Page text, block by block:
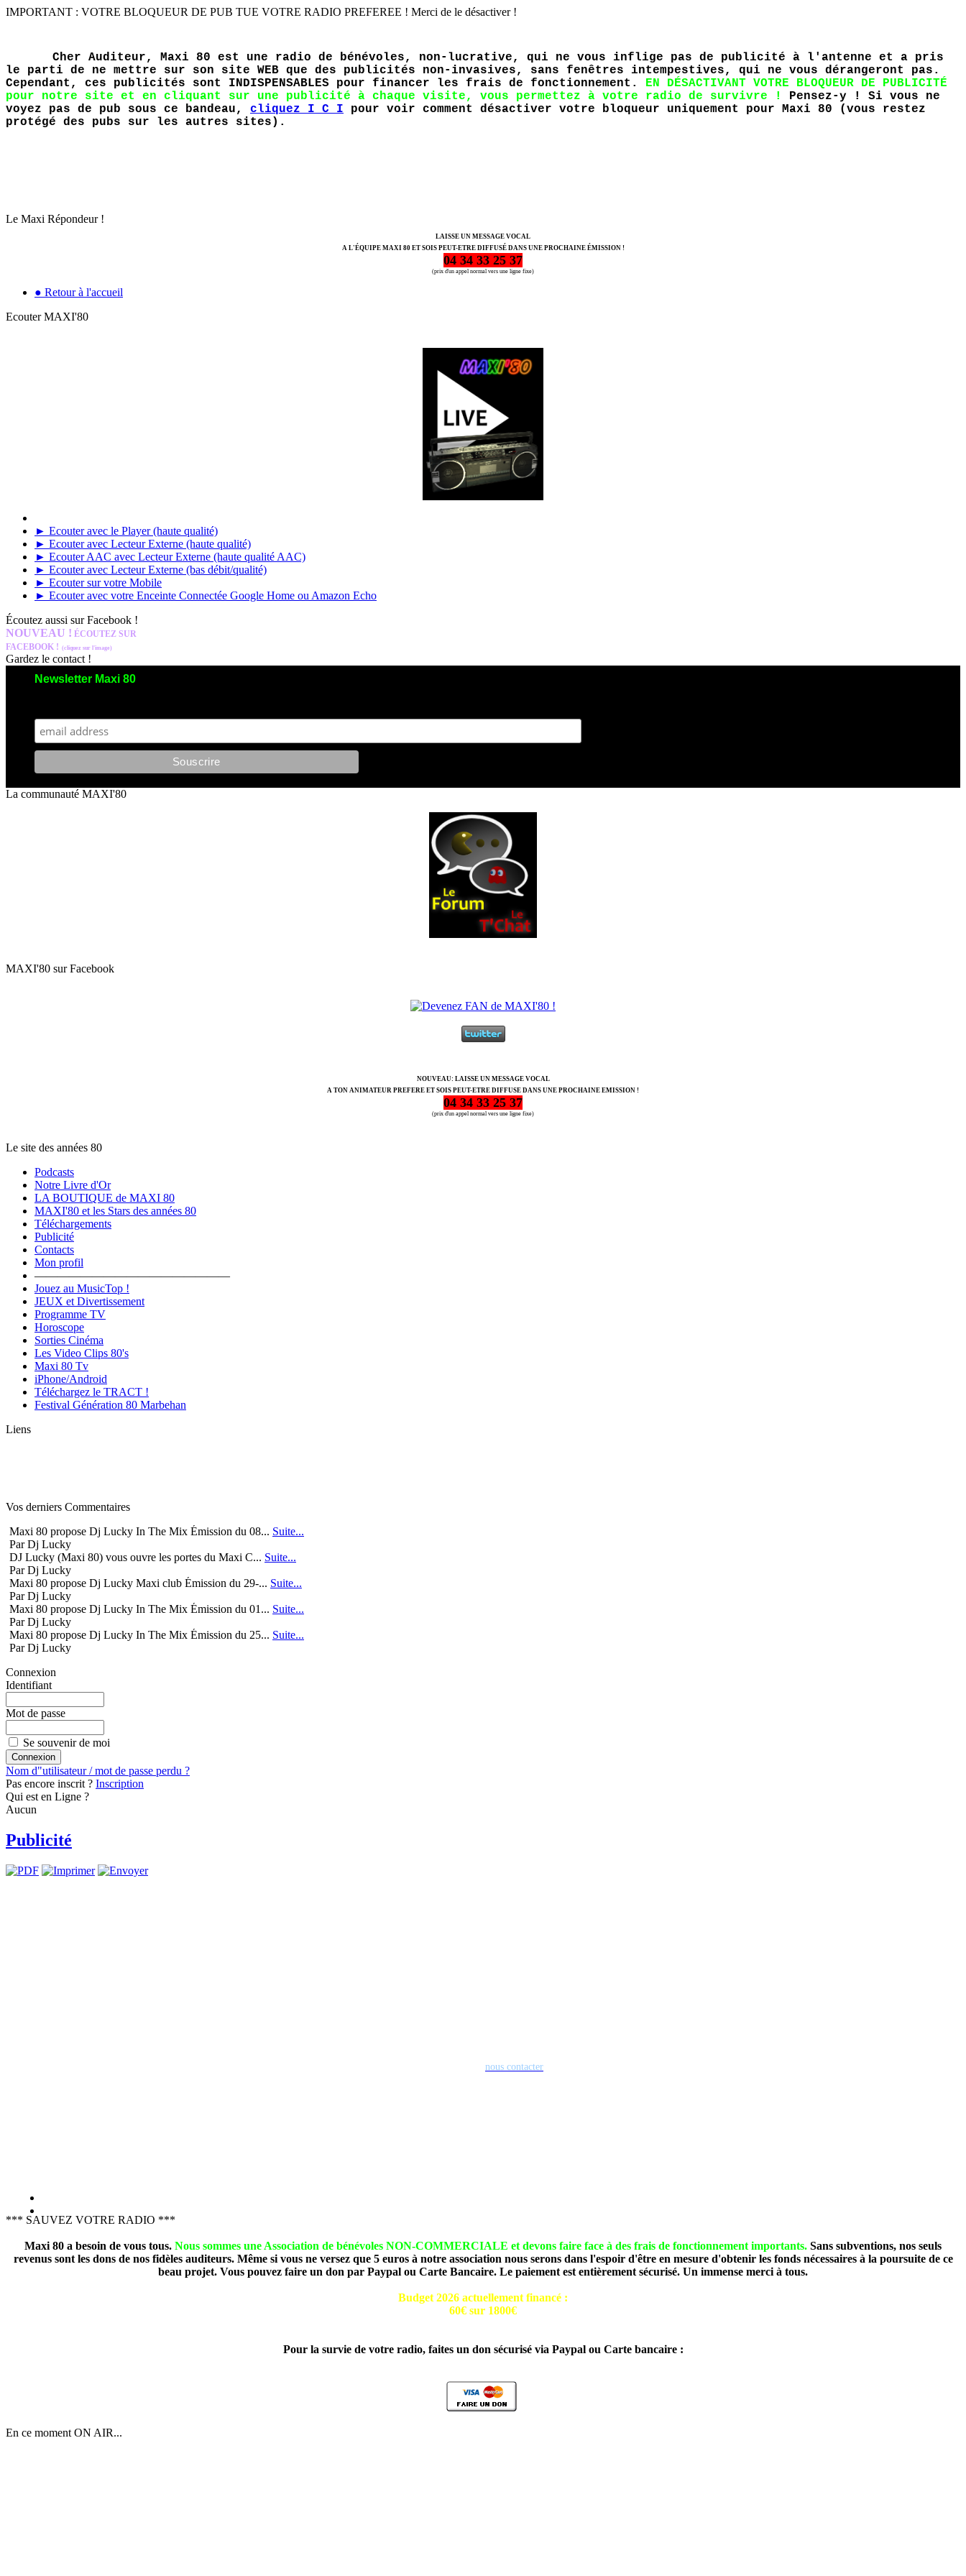
IMPORTANT : VOTRE BLOQUEUR DE PUB TUE VOTRE RADIO PREFEREE ! Merci de le désactiver !
Cher Auditeur, Maxi 80 est une radio de bénévoles, non-lucrative, qui ne vous inflige pas de publicité à l'antenne et a pris
le parti de ne mettre sur son site WEB que des publicités non-invasives, sans fenêtres intempestives, qui ne vous dérangeront pas.
Cependant, ces publicités sont INDISPENSABLES pour financer les frais de fonctionnement. EN DÉSACTIVANT VOTRE BLOQUEUR DE PUBLICITÉ
pour notre site et en cliquant sur une publicité à chaque visite, vous permettez à votre radio de survivre !
Pensez-y ! Si vous ne
voyez pas de pub sous ce bandeau, cliquez I C I pour voir comment désactiver votre bloqueur uniquement pour Maxi 80 (vous restez
protégé des pubs sur les autres sites).
Le Maxi Répondeur !
LAISSE UN MESSAGE VOCAL
A L'ÉQUIPE MAXI 80 ET SOIS PEUT-ETRE DIFFUSÉ DANS UNE PROCHAINE ÉMISSION !
04 34 33 25 37
(prix d'un appel normal vers une ligne fixe)
● Retour à l'accueil
Ecouter MAXI'80
► Ecouter avec le Player (haute qualité)
► Ecouter avec Lecteur Externe (haute qualité)
► Ecouter AAC avec Lecteur Externe (haute qualité AAC)
► Ecouter avec Lecteur Externe (bas débit/qualité)
► Ecouter sur votre Mobile
► Ecouter avec votre Enceinte Connectée Google Home ou Amazon Echo
Écoutez aussi sur Facebook !
NOUVEAU ! ÉCOUTEZ SUR
FACEBOOK ! (cliquez sur l'image)
Gardez le contact !
Newsletter Maxi 80
La communauté MAXI'80
MAXI'80 sur Facebook
NOUVEAU: LAISSE UN MESSAGE VOCAL
A TON ANIMATEUR PREFERE ET SOIS PEUT-ETRE DIFFUSE DANS UNE PROCHAINE EMISSION !
04 34 33 25 37
(prix d'un appel normal vers une ligne fixe)
Le site des années 80
Podcasts
Notre Livre d'Or
LA BOUTIQUE de MAXI 80
MAXI'80 et les Stars des années 80
Téléchargements
Publicité
Contacts
Mon profil
―――――――――――――――――
Jouez au MusicTop !
JEUX et Divertissement
Programme TV
Horoscope
Sorties Cinéma
Les Video Clips 80's
Maxi 80 Tv
iPhone/Android
Téléchargez le TRACT !
Festival Génération 80 Marbehan
Liens
Vos derniers Commentaires
Maxi 80 propose Dj Lucky In The Mix Émission du 08... Suite...
Par Dj Lucky
DJ Lucky (Maxi 80) vous ouvre les portes du Maxi C... Suite...
Par Dj Lucky
Maxi 80 propose Dj Lucky Maxi club Émission du 29-... Suite...
Par Dj Lucky
Maxi 80 propose Dj Lucky In The Mix Émission du 01... Suite...
Par Dj Lucky
Maxi 80 propose Dj Lucky In The Mix Émission du 25... Suite...
Par Dj Lucky
Connexion
Identifiant
Mot de passe
Se souvenir de moi
Nom d"utilisateur / mot de passe perdu ?
Pas encore inscrit ? Inscription
Qui est en Ligne ?
Aucun
Publicité
nous contacter
*** SAUVEZ VOTRE RADIO ***
Maxi 80 a besoin de vous tous. Nous sommes une Association de bénévoles NON-COMMERCIALE et devons faire face à des frais de fonctionnement importants. Sans subventions, nos seuls
revenus sont les dons de nos fidèles auditeurs. Même si vous ne versez que 5 euros à notre association nous serons dans l'espoir d'être en mesure d'obtenir les fonds nécessaires à la poursuite de ce
beau projet. Vous pouvez faire un don par Paypal ou Carte Bancaire. Le paiement est entièrement sécurisé. Un immense merci à tous.
Budget 2026 actuellement financé :
60€ sur 1800€
Pour la survie de votre radio, faites un don sécurisé via Paypal ou Carte bancaire :
En ce moment ON AIR...